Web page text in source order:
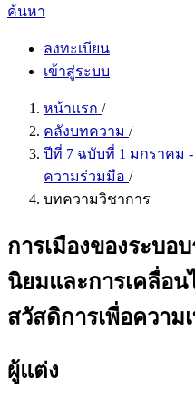
ค้นหา
ลงทะเบียน
เข้าสู่ระบบ
หน้าแรก /
คลังบทความ /
ปีที่ 7 ฉบับที่ 1 มกราคม
ความร่วมมือ /
บทความวิชาการ
การเมืองของระบอ
นิยมและการเคลื่อน
สวัสดิการเพื่อความ
ผู้แต่ง